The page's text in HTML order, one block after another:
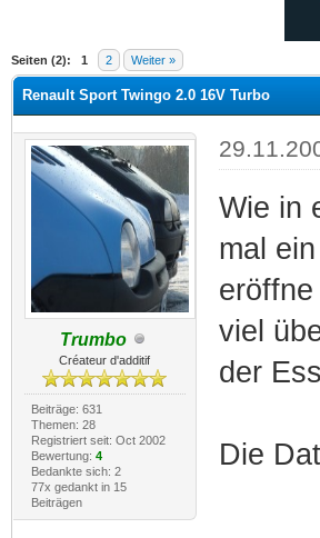
Seiten (2): 1 2 Weiter »
Durchschnitt
Renault Sport Twingo 2.0 16V Turbo
Trumbo
Créateur d'additif
Beiträge: 631
Themen: 28
Registriert seit: Oct 2002
Bewertung: 4
Bedankte sich: 2
77x gedankt in 15
Beiträgen
Wie in
mal
viel
der
Die